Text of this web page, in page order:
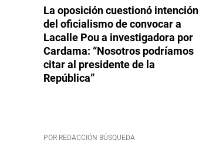
La oposición cuestionó intención
del oficialismo de convocar a
Lacalle Pou a investigadora por
Cardama: “Nosotros podríamos
citar al presidente de la
República”
POR REDACCIÓN BÚSQUEDA